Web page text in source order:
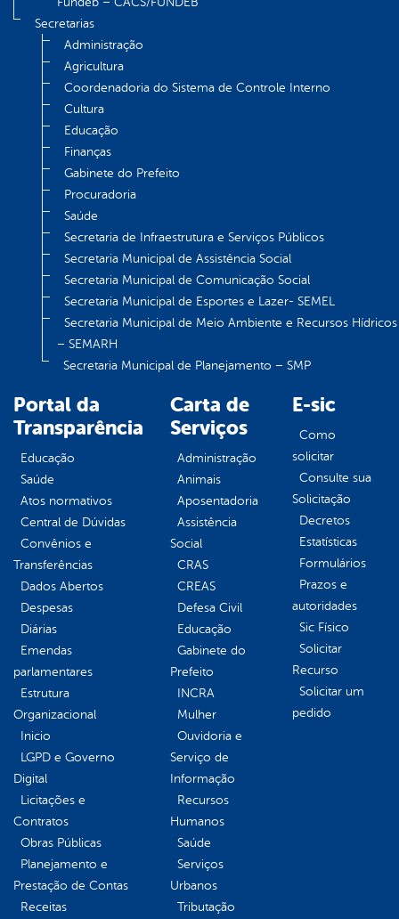
Secretarias
Administração
Agricultura
Coordenadoria do Sistema de Controle Interno
Cultura
Educação
Finanças
Gabinete do Prefeito
Procuradoria
Saúde
Secretaria de Infraestrutura e Serviços Públicos
Secretaria Municipal de Assistência Social
Secretaria Municipal de Comunicação Social
Secretaria Municipal de Esportes e Lazer- SEMEL
Secretaria Municipal de Meio Ambiente e Recursos Hídricos
– SEMARH
Secretaria Municipal de Planejamento – SMP
Portal da
Transparência
Educação
Saúde
Atos normativos
Central de Dúvidas
Convênios e
Transferências
Dados Abertos
Despesas
Diárias
Emendas
parlamentares
Estrutura
Organizacional
Inicio
LGPD e Governo
Digital
Licitações e
Contratos
Obras Públicas
Planejamento e
Prestação de Contas
Receitas
Carta de
Serviços
Administração
Animais
Aposentadoria
Assistência
Social
CRAS
CREAS
Defesa Civil
Educação
Gabinete do
Prefeito
INCRA
Mulher
Ouvidoria e
Serviço de
Informação
Recursos
Humanos
Saúde
Serviços
Urbanos
Tributação
E-sic
Como
solicitar
Consulte sua
Solicitação
Decretos
Estatísticas
Formulários
Prazos e
autoridades
Sic Físico
Solicitar
Recurso
Solicitar um
pedido